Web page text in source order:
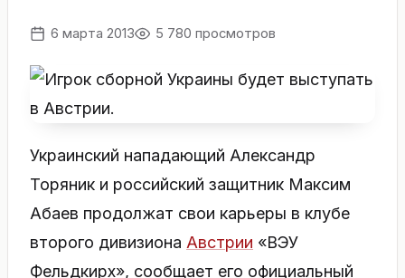
6 марта 2013 5 780 просмотров
Украинский нападающий Александр
Торяник и российский защитник Максим
Абаев продолжат свои карьеры в клубе
второго дивизиона Австрии «ВЭУ
Фельдкирх», сообщает его официальный